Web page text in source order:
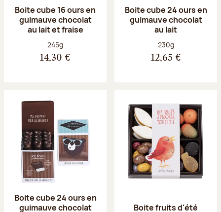
Boite cube 16 ours en
guimauve chocolat
au lait et fraise
Poids net :
245g
14,30 €
Boite cube 24 ours en
guimauve chocolat
au lait
Poids net :
230g
12,65 €
Boite cube 24 ours en
guimauve chocolat
Boite fruits d'été